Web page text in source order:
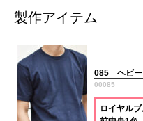
製作アイテム
085 ヘビー
00085
ロイヤル